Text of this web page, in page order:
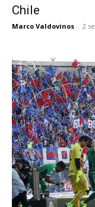
Chile
Marco Valdovinos - 2